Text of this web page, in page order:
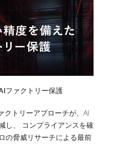
ファクトリー保護
クトリーアプローチが、AI
し、 コンプライアンスを確
の脅威リサーチによる最前